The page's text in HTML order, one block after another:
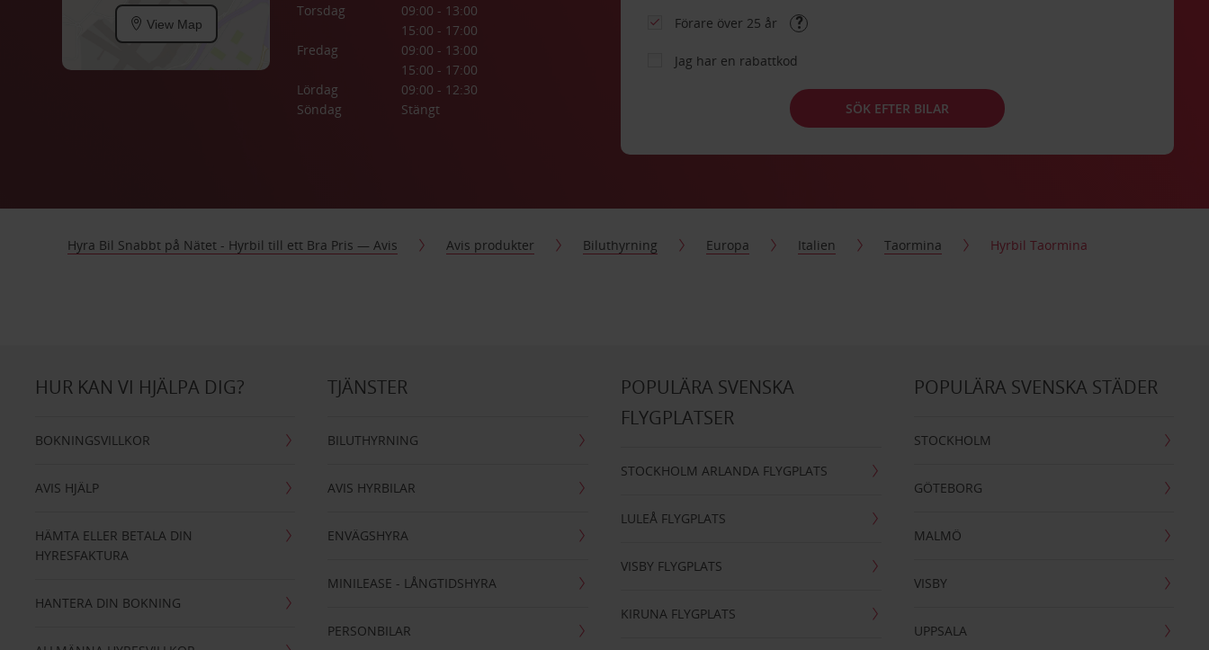
View Map
Torsdag
09:00 - 13:00
15:00 - 17:00
Fredag
09:00 - 13:00
15:00 - 17:00
Lördag
09:00 - 12:30
Söndag
Stängt
Förare över 25 år
Jag har en rabattkod
SÖK EFTER BILAR
Hyra Bil Snabbt på Nätet - Hyrbil till ett Bra Pris — Avis Avis produkter Biluthyrning Europa Italien Taormina Hyrbil Taormina
HUR KAN VI HJÄLPA DIG?
BOKNINGSVILLKOR
AVIS HJÄLP
HÄMTA ELLER BETALA DIN
HYRESFAKTURA
HANTERA DIN BOKNING
TJÄNSTER
BILUTHYRNING
AVIS HYRBILAR
ENVÄGSHYRA
MINILEASE - LÅNGTIDSHYRA
PERSONBILAR
POPULÄRA SVENSKA
FLYGPLATSER
STOCKHOLM ARLANDA FLYGPLATS
LULEÅ FLYGPLATS
VISBY FLYGPLATS
KIRUNA FLYGPLATS
POPULÄRA SVENSKA STÄDER
STOCKHOLM
GÖTEBORG
MALMÖ
VISBY
UPPSALA